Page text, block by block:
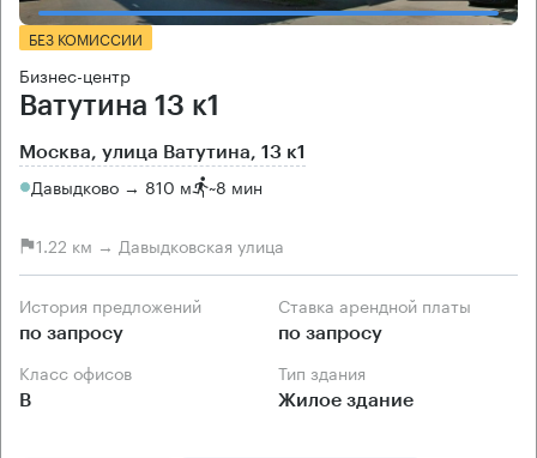
БЕЗ КОМИССИИ
Бизнес-центр
Ватутина 13 к1
Москва, улица Ватутина, 13 к1
Давыдково → 810 м ~8 мин
1.22 км → Давыдковская улица
История предложений
по запросу
Ставка арендной платы
по запросу
Класс офисов
B
Тип здания
Жилое здание